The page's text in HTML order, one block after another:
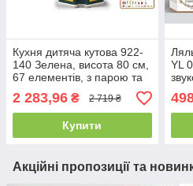
Кухня дитяча кутова 922-
140 Зелена, висота 80 см,
67 елементів, з парою та
водою, підсвітка, звуки,
посуд, продукти, на
батарейках
2 283,96 ₴ 2 719 ₴
Купити
YL
Акційні пропозиції та